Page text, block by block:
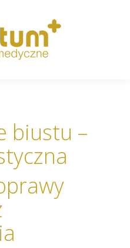
biustu –